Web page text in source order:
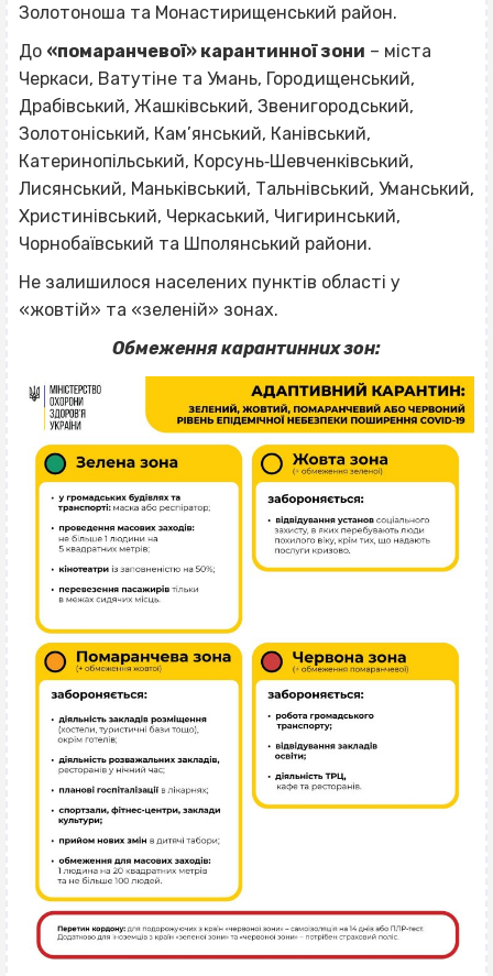
Золотоноша та Монастирищенський район.
До «помаранчевої» карантинної зони – міста
Черкаси, Ватутіне та Умань, Городищенський,
Драбівський, Жашківський, Звенигородський,
Золотоніський, Кам’янський, Канівський,
Катеринопільський, Корсунь‐Шевченківський,
Лисянський, Маньківський, Тальнівський, Уманський,
Христинівський, Черкаський, Чигиринський,
Чорнобаївський та Шполянський райони.
Не залишилося населених пунктів області у
«жовтій» та «зеленій» зонах.
Обмеження карантинних зон: